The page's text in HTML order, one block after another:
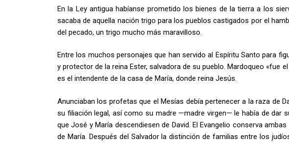
En la Ley antigua habíanse prometido los bienes de la tierra a los
sacaba de aquella nación trigo para los pueblos castigados por el
del pecado, un trigo mucho más maravilloso.
Entre los muchos personajes que han servido al Espíritu Santo para
y protector de la reina Ester, salvadora de su pueblo. Mardoqueo «fue
es el intendente de la casa de María, donde reina Jesús.
Anunciaban los profetas que el Mesías debía pertenecer a la raza de
su filiación legal, así como su madre —madre virgen— le había de dar
que José y María descendiesen de David. El Evangelio conserva
de María. Después del Salvador la distinción de familias entre los